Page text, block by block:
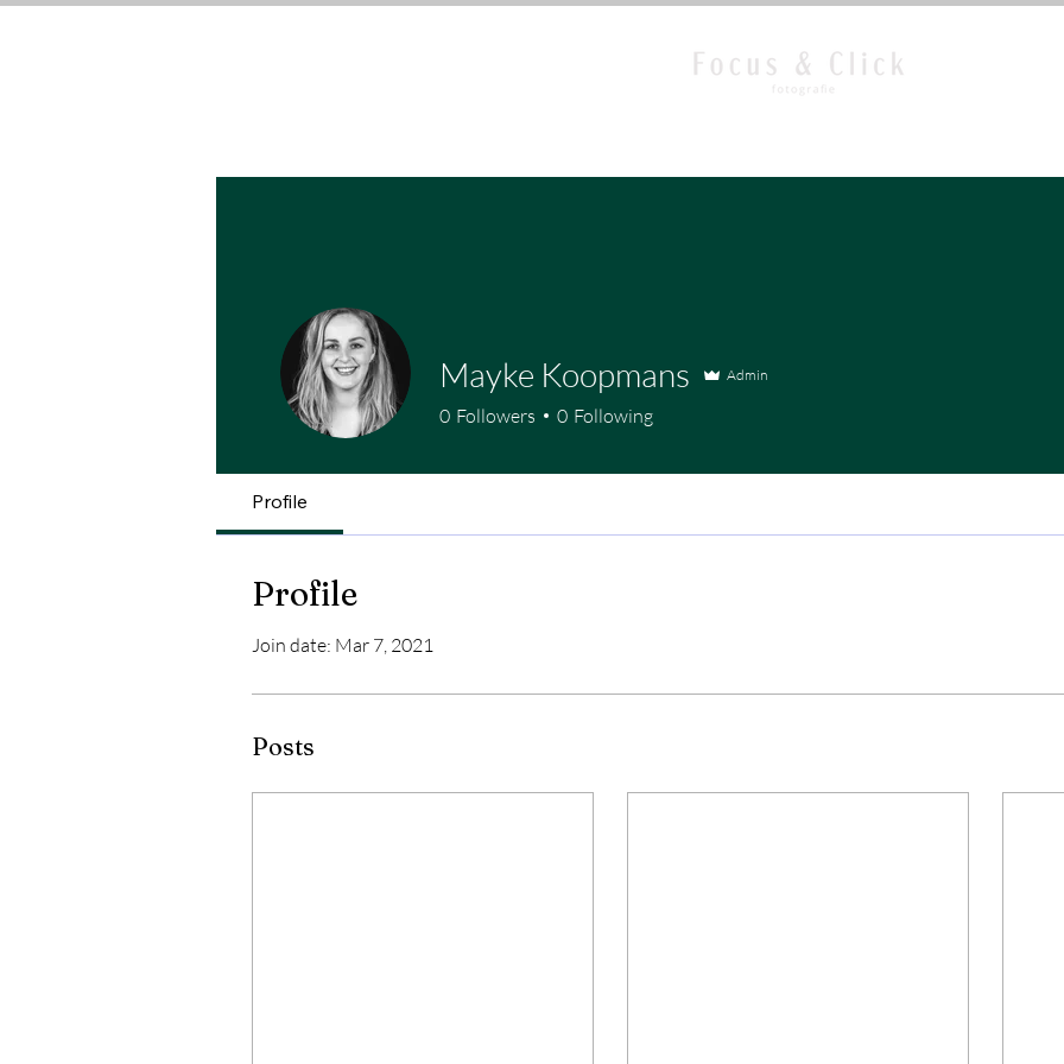
Mayke Koopmans Admin
0 Followers 0 Following
Profile
Profile
Join date: Mar 7, 2021
Posts